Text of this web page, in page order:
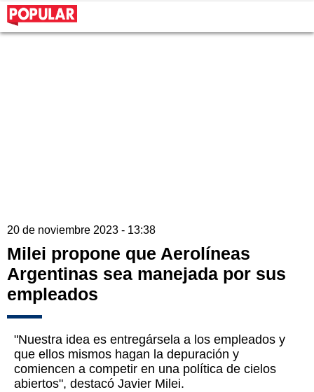
20 de noviembre 2023 - 13:38
Milei propone que Aerolíneas
Argentinas sea manejada por sus
empleados
"Nuestra idea es entregársela a los empleados y
que ellos mismos hagan la depuración y
comiencen a competir en una política de cielos
abiertos", destacó Javier Milei.